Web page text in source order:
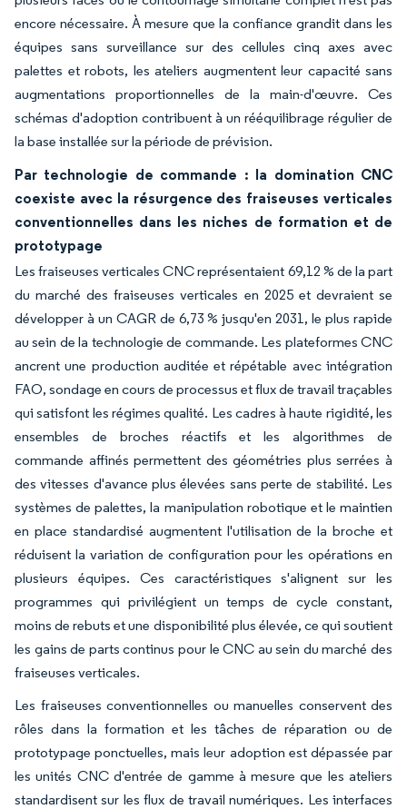
encore nécessaire. À mesure que la confiance grandit dans les
équipes sans surveillance sur des cellules cinq axes avec
palettes et robots, les ateliers augmentent leur capacité sans
augmentations proportionnelles de la main-d'œuvre. Ces
schémas d'adoption contribuent à un rééquilibrage régulier de
la base installée sur la période de prévision.
Par technologie de commande : la domination CNC
coexiste avec la résurgence des fraiseuses verticales
conventionnelles dans les niches de formation et de
prototypage
Les fraiseuses verticales CNC représentaient 69,12 % de la part
du marché des fraiseuses verticales en 2025 et devraient se
développer à un CAGR de 6,73 % jusqu'en 2031, le plus rapide
au sein de la technologie de commande. Les plateformes CNC
ancrent une production auditée et répétable avec intégration
FAO, sondage en cours de processus et flux de travail traçables
qui satisfont les régimes qualité. Les cadres à haute rigidité, les
ensembles de broches réactifs et les algorithmes de
commande affinés permettent des géométries plus serrées à
des vitesses d'avance plus élevées sans perte de stabilité. Les
systèmes de palettes, la manipulation robotique et le maintien
en place standardisé augmentent l'utilisation de la broche et
réduisent la variation de configuration pour les opérations en
plusieurs équipes. Ces caractéristiques s'alignent sur les
programmes qui privilégient un temps de cycle constant,
moins de rebuts et une disponibilité plus élevée, ce qui soutient
les gains de parts continus pour le CNC au sein du marché des
fraiseuses verticales.
Les fraiseuses conventionnelles ou manuelles conservent des
rôles dans la formation et les tâches de réparation ou de
prototypage ponctuelles, mais leur adoption est dépassée par
les unités CNC d'entrée de gamme à mesure que les ateliers
standardisent sur les flux de travail numériques. Les interfaces